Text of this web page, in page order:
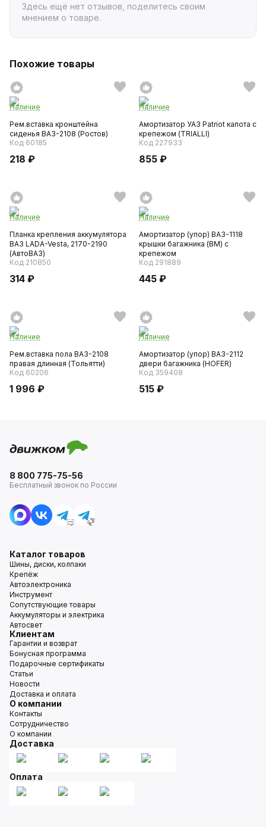
Здесь ещё нет отзывов, поделитесь своим
мнением о товаре.
Похожие товары
Наличие
Рем.вставка кронштейна
сиденья ВАЗ-2108 (Ростов)
Код 60185
218 ₽
Наличие
Амортизатор УАЗ Patriot капота с
крепежом (TRIALLI)
Код 227933
855 ₽
Наличие
Планка крепления аккумулятора
ВАЗ LADA-Vesta, 2170-2190
(АвтоВАЗ)
Код 210850
314 ₽
Наличие
Амортизатор (упор) ВАЗ-1118
крышки багажника (BM) с
крепежом
Код 291889
445 ₽
Наличие
Рем.вставка пола ВАЗ-2108
правая длинная (Тольятти)
Код 60206
1 996 ₽
Наличие
Амортизатор (упор) ВАЗ-2112
двери багажника (HOFER)
Код 359408
515 ₽
8 800 775-75-56
Бесплатный звонок по России
Каталог товаров
Шины, диски, колпаки
Крепёж
Автоэлектроника
Инструмент
Сопутствующие товары
Аккумуляторы и электрика
Автосвет
Клиентам
Гарантии и возврат
Бонусная программа
Подарочные сертификаты
Статьи
Новости
Доставка и оплата
О компании
Контакты
Сотрудничество
О компании
Доставка
Оплата